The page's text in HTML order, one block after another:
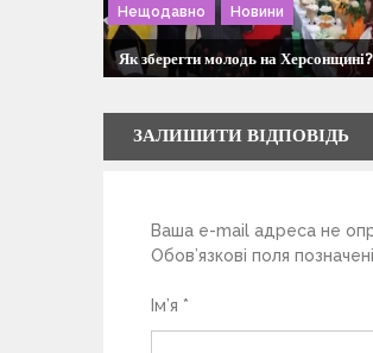
я
з
а
и
с
Нещодавно Новини
Як зберегти молодь на Херсонщині?
ЗАЛИШИТИ ВІДПОВІДЬ
Ваша e-mail адреса не
Обов’язкові поля позначені
Ім’я *